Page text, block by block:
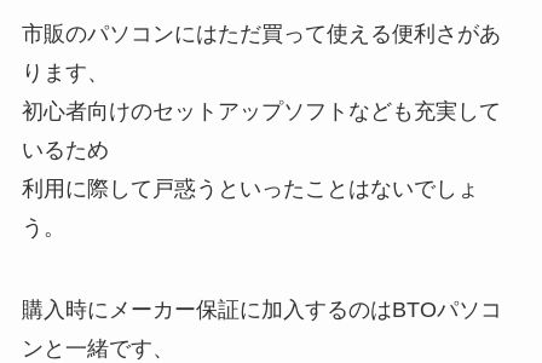
市販のパソコンにはただ買って使える便利さがあ
ります、
初心者向けのセットアップソフトなども充実して
いるため
利用に際して戸惑うといったことはないでしょ
う。
購入時にメーカー保証に加入するのはBTOパソコ
ンと一緒です、